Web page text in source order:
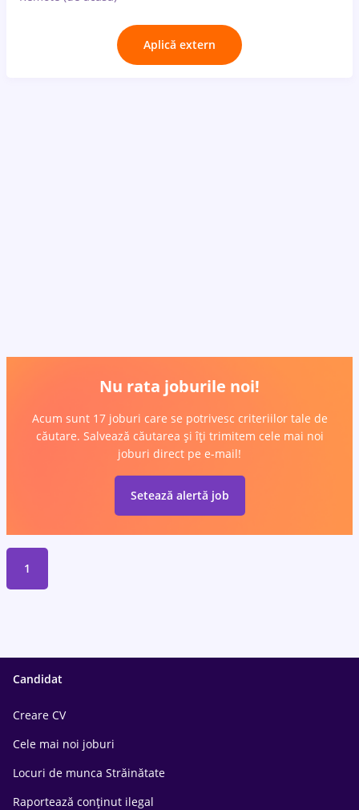
Aplică extern
Nu rata joburile noi!
Acum sunt 17 joburi care se potrivesc criteriilor tale de
căutare. Salvează căutarea și îți trimitem cele mai noi
joburi direct pe e-mail!
Setează alertă job
1
Candidat
Creare CV
Cele mai noi joburi
Locuri de munca Străinătate
Raportează conținut ilegal